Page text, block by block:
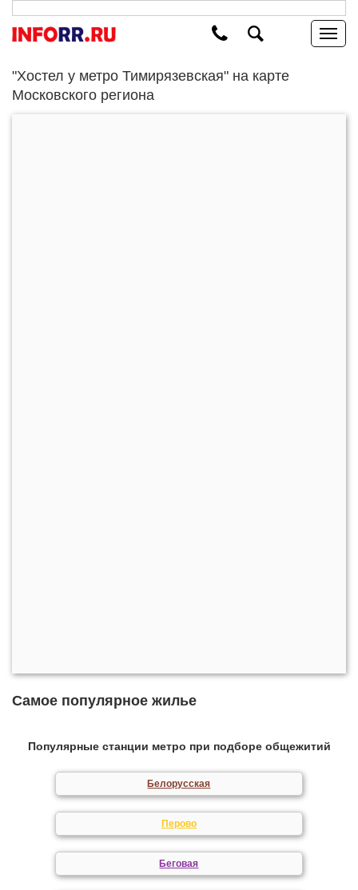
"Хостел у метро Тимирязевская" на карте
Московского региона
Самое популярное жилье
Популярные станции метро при подборе общежитий
Белорусская
Перово
Беговая